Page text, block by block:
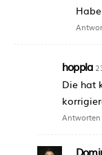
hoppla
Die hat
Antworten